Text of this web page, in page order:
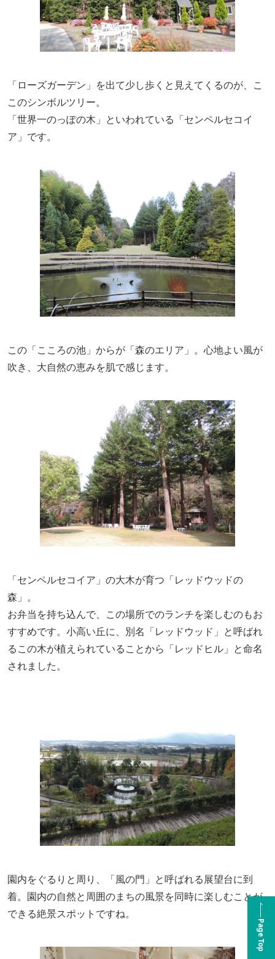
「ローズガーデン」を出て少し歩くと見えてくるのが、こ
このシンボルツリー。
「世界一のっぽの木」といわれている「センペルセコイ
ア」です。
この「こころの池」からが「森のエリア」。心地よい風が
吹き、大自然の恵みを肌で感じます。
「センペルセコイア」の大木が育つ「レッドウッドの
森」。
お弁当を持ち込んで、この場所でのランチを楽しむのもお
すすめです。小高い丘に、別名「レッドウッド」と呼ばれ
るこの木が植えられていることから「レッドヒル」と命名
されました。
園内をぐるりと周り、「風の門」と呼ばれる展望台に到
着。園内の自然と周囲のまちの風景を同時に楽しむことが
できる絶景スポットですね。
Page Top